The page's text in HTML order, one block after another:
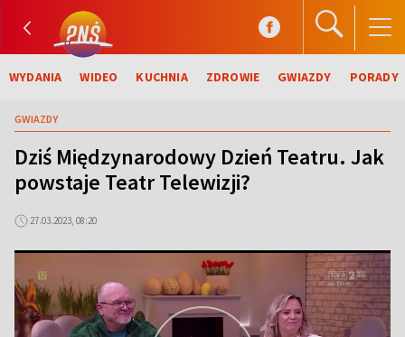
WYDANIA WIDEO KUCHNIA ZDROWIE GWIAZDY PORADY
GWIAZDY
Dziś Międzynarodowy Dzień Teatru. Jak
powstaje Teatr Telewizji?
27.03.2023, 08:20